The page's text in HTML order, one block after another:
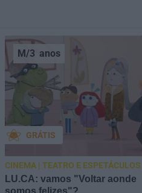
LU.CA: vamos "Voltar aonde
somos felizes"?
M/3 anos
GRÁTIS
CINEMA | TEATRO E